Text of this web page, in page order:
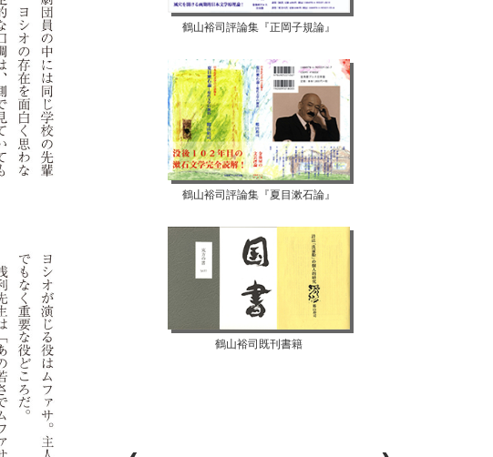
鶴山裕司評論集『正岡子規論』
鶴山裕司評論集『夏目漱石論』
鶴山裕司既刊書籍